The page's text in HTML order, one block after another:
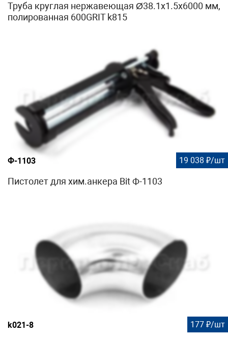
Труба круглая нержавеющая Ø38.1х1.5х6000 мм,
полированная 600GRIT k815
Ф-1103 19 038 ₽/шт
Пистолет для хим.анкера Bit Ф-1103
k021-8 177 ₽/шт